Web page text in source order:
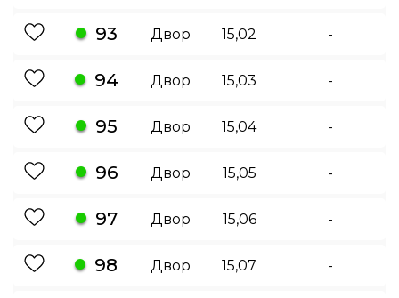
93 Двор 15,02 -
94 Двор 15,03 -
95 Двор 15,04 -
96 Двор 15,05 -
97 Двор 15,06 -
98 Двор 15,07 -